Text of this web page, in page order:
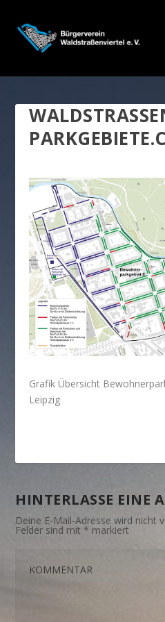
Grafik Übersicht
Leipzig
HINTERLASSE EINE
Deine E-Mail-Adresse wird nicht
Felder sind mit * markiert